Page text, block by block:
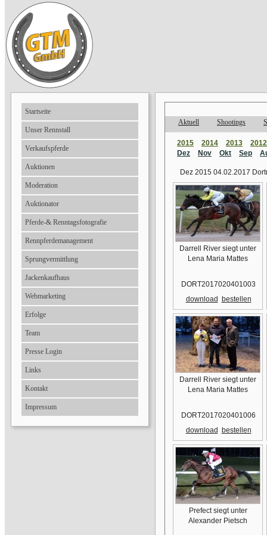
Startseite
Unser Rennstall
Verkaufspferde
Auktionen
Moderation
Auktionator
Pferde-& Renntagsfotografie
Rennpferdemanagement
Sprungvermittlung
Jackenkaufhaus
Webmarketing
Erfolge
Team
Presse Login
Links
Kontakt
Impressum
Aktuell Shootings
2015 2014 2013
2012
Dez
Nov Okt Sep
Dez 2015 04.02.2017
Darrell River siegt unter
Lena Maria Mattes
DORT2017020401003
download
bestellen
Darrell River siegt unter
Lena Maria Mattes
DORT2017020401006
download
bestellen
Prefect siegt unter
Alexander Pietsch